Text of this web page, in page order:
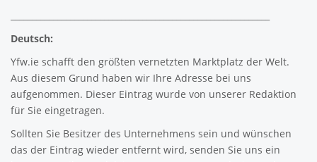
Deutsch:
Yfw.ie schafft den größten vernetzten Marktplatz der Welt.
Aus diesem Grund haben wir Ihre Adresse bei uns
aufgenommen. Dieser Eintrag wurde von unserer Redaktion
für Sie eingetragen.
Sollten Sie Besitzer des Unternehmens sein und wünschen
das der Eintrag wieder entfernt wird, senden Sie uns ein